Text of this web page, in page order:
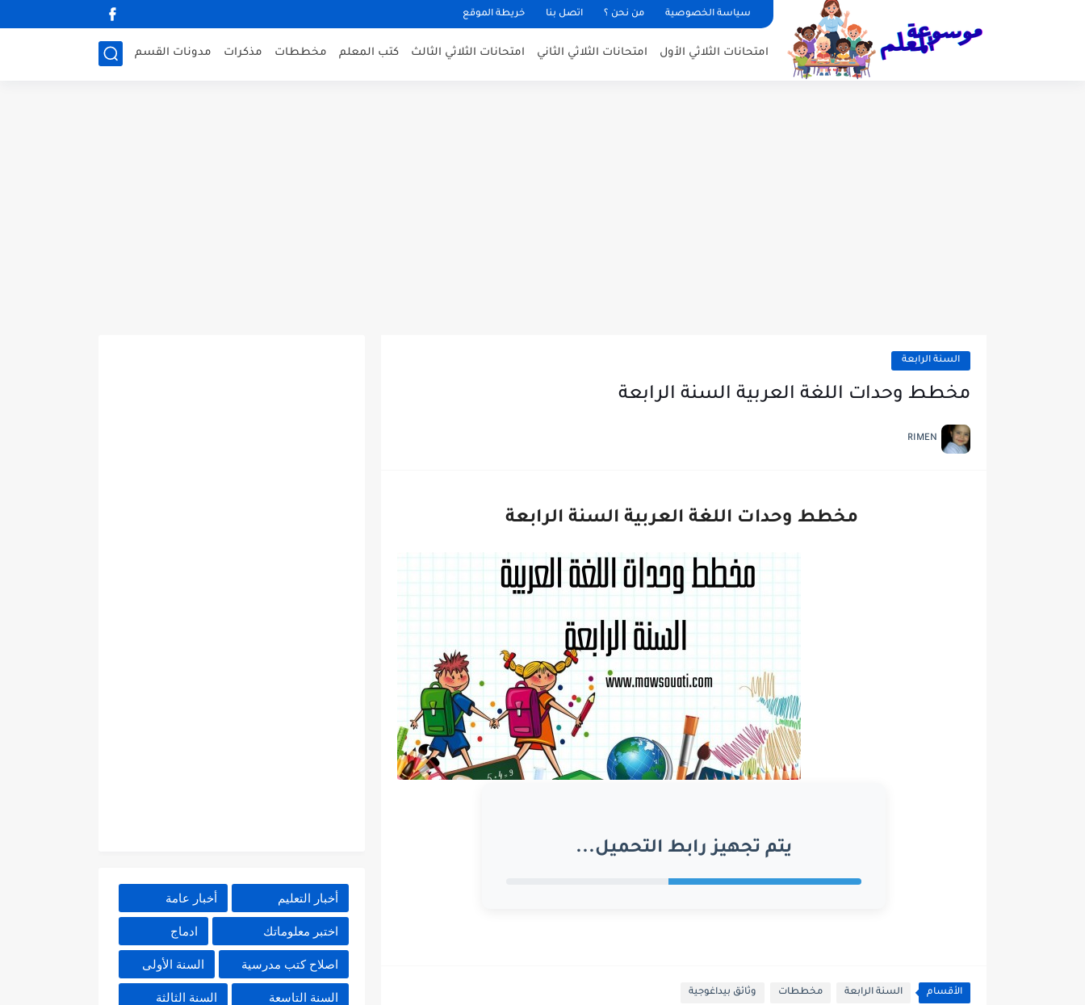
سياسة الخصوصية من نحن ؟ اتصل بنا خريطة الموقع
امتحانات الثلاثي الأول امتحانات الثلاثي الثاني امتحانات الثلاثي الثالث كتب المعلم مخططات مذكرات مدونات القسم
السنة الرابعة
مخطط وحدات اللغة العربية السنة الرابعة
RIMEN
مخطط وحدات اللغة العربية السنة الرابعة
يتم تجهيز رابط التحميل...
الأقسام السنة الرابعة مخططات وثائق بيداغوجية
أخبار التعليم أخبار عامة
اختبر معلوماتك ادماج
اصلاح كتب مدرسية السنة الأولى
السنة التاسعة السنة الثالثة